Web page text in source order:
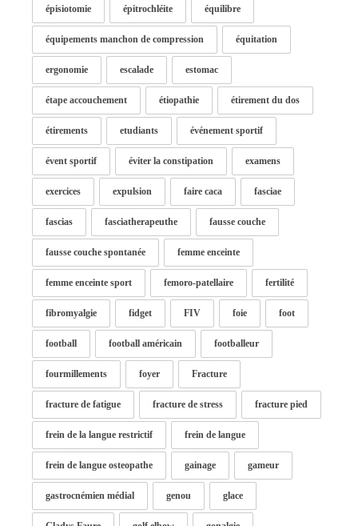
épisiotomie épitrochléite équilibre
équipements manchon de compression équitation
ergonomie escalade estomac
étape accouchement étiopathie étirement du dos
étirements etudiants événement sportif
évent sportif éviter la constipation examens
exercices expulsion faire caca fasciae
fascias fasciatherapeuthe fausse couche
fausse couche spontanée femme enceinte
femme enceinte sport femoro-patellaire fertilité
fibromyalgie fidget FIV foie foot
football football américain footballeur
fourmillements foyer Fracture
fracture de fatigue fracture de stress fracture pied
frein de la langue restrictif frein de langue
frein de langue osteopathe gainage gameur
gastrocnémien médial genou glace